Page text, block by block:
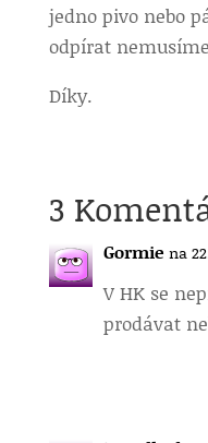
jedno pivo nebo
odpírat
Díky.
3
Gormie na
V HK se
prodávat